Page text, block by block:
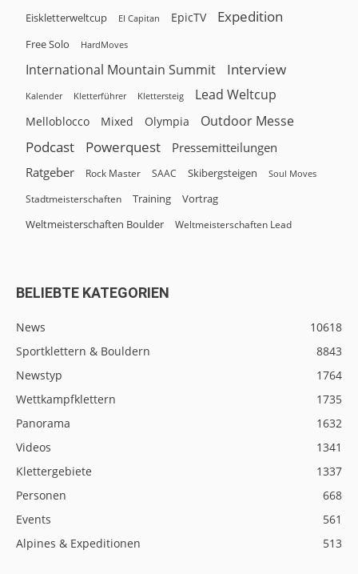
Eiskletterweltcup El Capitan EpicTV Expedition
Free Solo HardMoves
International Mountain Summit Interview
Kalender Kletterführer Klettersteig Lead Weltcup
Melloblocco Mixed Olympia Outdoor Messe
Podcast Powerquest Pressemitteilungen
Ratgeber Rock Master SAAC Skibergsteigen Soul Moves
Stadtmeisterschaften Training
Vortrag
Weltmeisterschaften Boulder
Weltmeisterschaften Lead
BELIEBTE KATEGORIEN
News
10618
Sportklettern & Bouldern
8843
Newstyp
1764
Wettkampfklettern
1735
Panorama
1632
Videos
1341
Klettergebiete
1337
Personen
668
Events
561
Alpines & Expeditionen
513